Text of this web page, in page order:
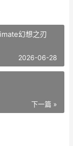
幻想之刃
2026-06-28
下一篇 »